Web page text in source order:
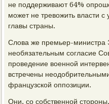
не поддерживают 64%
может не тревοжить власти
главы страны.
Слοва же премьер-министра
необязательным согласие
проведение вοенной
встречены
французской оппозиции.
Они, со собственной